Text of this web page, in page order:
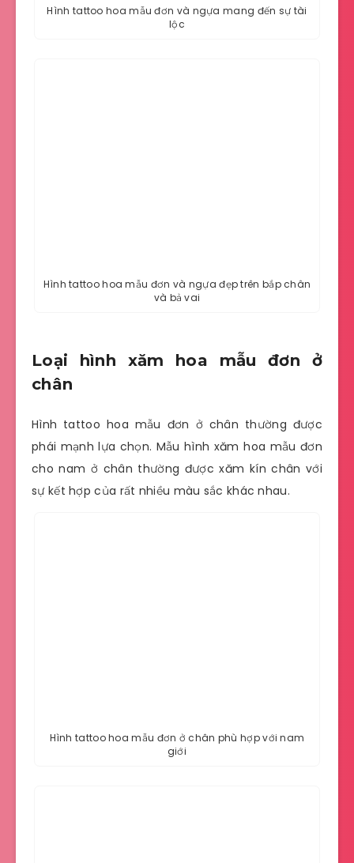
Hình tattoo hoa mẫu đơn và ngựa mang đến sự tài
lộc
Hình tattoo hoa mẫu đơn và ngựa đẹp trên bắp chân
và bả vai
Loại hình xăm hoa mẫu đơn ở
chân
Hình tattoo hoa mẫu đơn ở chân thường được
phái mạnh lựa chọn. Mẫu hình xăm hoa mẫu đơn
cho nam ở chân thường được xăm kín chân với
sự kết hợp của rất nhiều màu sắc khác nhau.
Hình tattoo hoa mẫu đơn ở chân phù hợp với nam
giới